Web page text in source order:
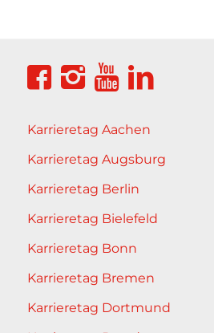
Karrieretag Aachen
Karrieretag Augsburg
Karrieretag Berlin
Karrieretag Bielefeld
Karrieretag Bonn
Karrieretag Bremen
Karrieretag Dortmund